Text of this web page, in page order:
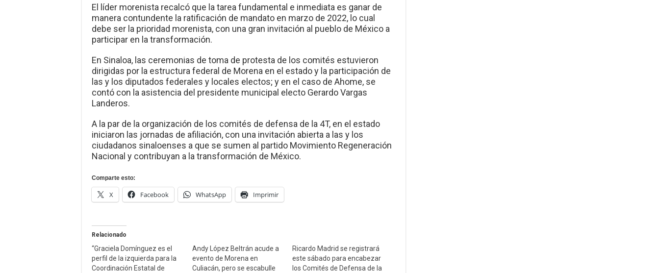
El líder morenista recalcó que la tarea fundamental e inmediata es ganar de
manera contundente la ratificación de mandato en marzo de 2022, lo cual
debe ser la prioridad morenista, con una gran invitación al pueblo de México a
participar en la transformación.
En Sinaloa, las ceremonias de toma de protesta de los comités estuvieron
dirigidas por la estructura federal de Morena en el estado y la participación de
las y los diputados federales y locales electos; y en el caso de Ahome, se
contó con la asistencia del presidente municipal electo Gerardo Vargas
Landeros.
A la par de la organización de los comités de defensa de la 4T, en el estado
iniciaron las jornadas de afiliación, con una invitación abierta a las y los
ciudadanos sinaloenses a que se sumen al partido Movimiento Regeneración
Nacional y contribuyan a la transformación de México.
Comparte esto:
X Facebook WhatsApp Imprimir
Relacionado
“Graciela Domínguez es el
perfil de la izquierda para la
Coordinación Estatal de
Andy López Beltrán acude a
evento de Morena en
Culiacán, pero se escabulle
Ricardo Madrid se registrará
este sábado para encabezar
los Comités de Defensa de la